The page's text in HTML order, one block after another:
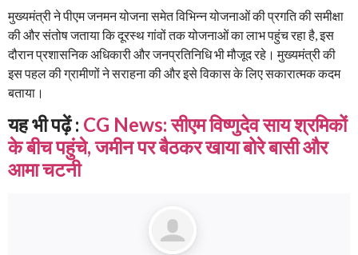
मुख्यमंत्री ने पीएम जनमन योजना समेत विभिन्न योजनाओं की प्रगति की समीक्षा
की और संतोष जताया कि दूरस्थ गांवों तक योजनाओं का लाभ पहुंच रहा है, इस
दौरान प्रशासनिक अधिकारी और जनप्रतिनिधि भी मौजूद रहे। मुख्यमंत्री की
इस पहल की ग्रामीणों ने सराहना की और इसे विकास के लिए सकारात्मक कदम
बताया।
यह भी पढ़ें : CG News: सीएम विष्णुदेव साय श्रमिकों
के बीच पहुंचे, जमीन पर बैठकर खाया बोरे बासी और
आमा चटनी